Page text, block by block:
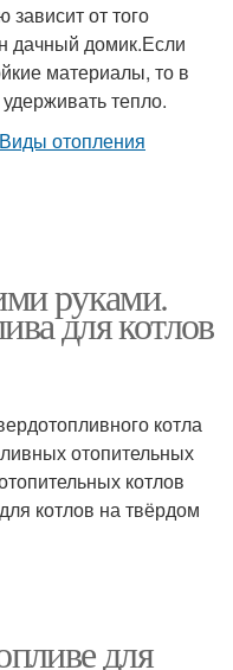
от того
дачный домик.Если
материалы, то в
тепло.
руками.
для котлов
котла
отопительных
котлов
котлов на твёрдом
для